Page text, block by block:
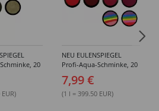
20
Farben
NEU EULENSPIEGEL
Profi-Aqua-Schminke, 20
Verschiedene Farben
7,99 €
(1 l = 399.50 EUR)